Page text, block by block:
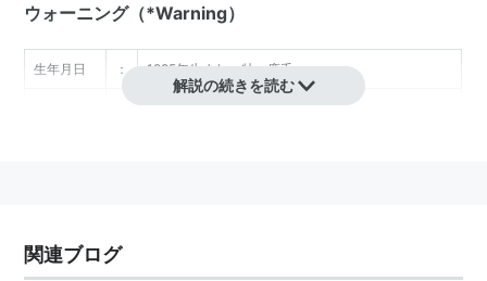
ウォーニング（*Warning）
生年月日 ： 1985年生まれ、牡、鹿毛
Juddmonte Farms（英国）
馬主
解説の続きを読む
関連ブログ